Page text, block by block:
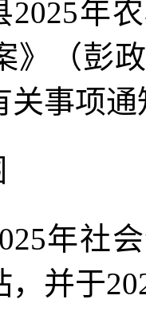
2025年
》（彭
关事项
年社
并于